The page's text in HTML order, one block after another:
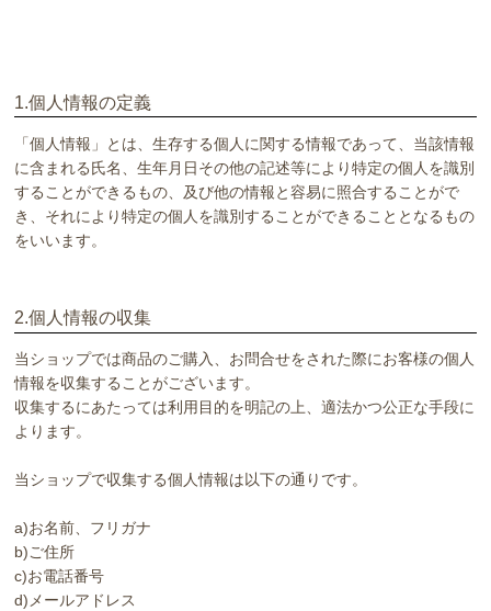
1.個人情報の定義
「個人情報」とは、生存する個人に関する情報であって、当該情報
に含まれる氏名、生年月日その他の記述等により特定の個人を識別
することができるもの、及び他の情報と容易に照合することがで
き、それにより特定の個人を識別することができることとなるもの
をいいます。
2.個人情報の収集
当ショップでは商品のご購入、お問合せをされた際にお客様の個人
情報を収集することがございます。
収集するにあたっては利用目的を明記の上、適法かつ公正な手段に
よります。
当ショップで収集する個人情報は以下の通りです。
a)お名前、フリガナ
b)ご住所
c)お電話番号
d)メールアドレス